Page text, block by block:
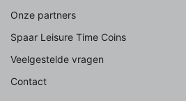
Onze partners
Spaar Leisure Time Coins
Veelgestelde vragen
Contact